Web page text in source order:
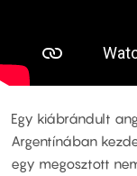
Egy kiábrándult
Argentínában
egy megosztott